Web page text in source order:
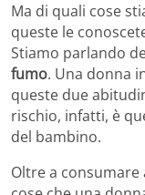
Ma di quali cose
queste le
Stiamo parlando
fumo. Una donna
queste due
rischio, infatti, è
del bambino.
Oltre a